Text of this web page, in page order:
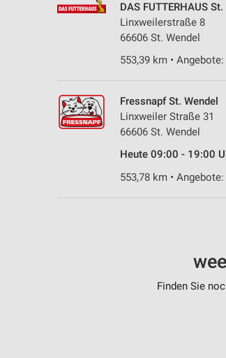
DAS FUTTERHAUS
Linxweilerstraße 8
66606 St. Wendel
553,39 km •
Fressnapf St. Wendel
Linxweiler Straße 31
66606 St. Wendel
Heute 09:00 - 19:00
553,78 km •
Finden Sie